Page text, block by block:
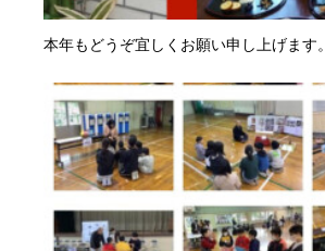
本年もどうぞ宜しくお願い申し上げます。